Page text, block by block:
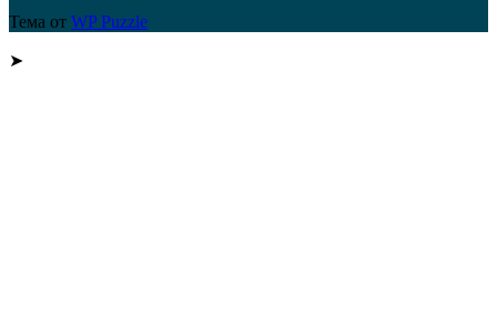
Тема от WP Puzzle
➤